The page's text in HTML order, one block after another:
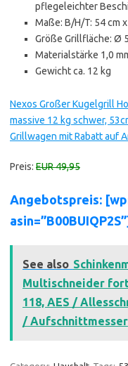
pflegeleichter
Maße: B/H/T: 54 cm
Größe Grillfläche: Ø
Materialstärke 1,0
Gewicht ca. 12 kg
Nexos Großer Kugelgrill
massive 12 kg schwer,
Grillwagen mit Rabatt auf
Preis: EUR 49,95
Angebotspreis:
asin=”B00BUIQP2S”]
See also
Multischneider
118, AES /
/ Aufschnittmesser